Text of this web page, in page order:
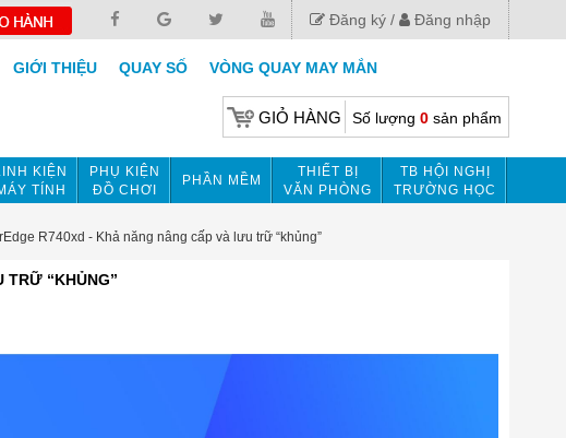
Đăng ký Đăng nhập
GIỚI THIỆU QUAY SỐ VÒNG QUAY MAY MẮN
GIỎ HÀNG Số lượng 0sản phẩm
KIỆN
TÍNH
PHỤ KIỆN
ĐỒ CHƠI
PHẦN MỀM
THIẾT BỊ
VĂN PHÒNG
TB HỘI NGHỊ
TRƯỜNG HỌC
R740xd - Khả năng nâng cấp và lưu trữ “khủng”
TRỮ “KHỦNG”